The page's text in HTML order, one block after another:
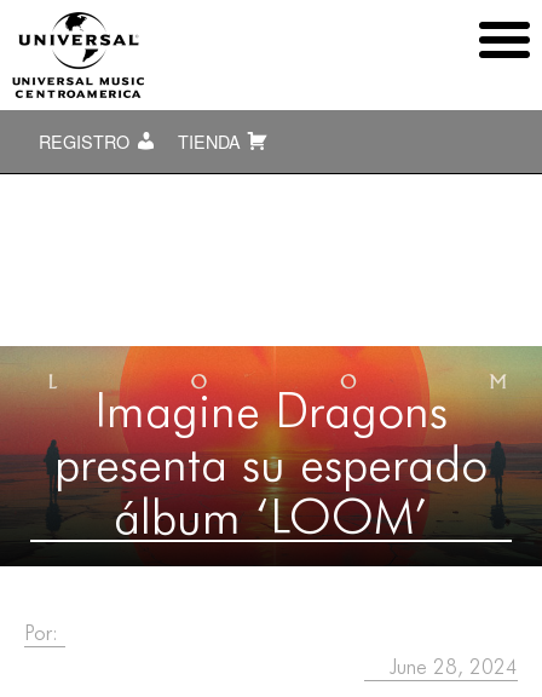
REGISTRO TIENDA
Imagine Dragons
presenta su esperado
álbum ‘LOOM’
Por:
June 28, 2024